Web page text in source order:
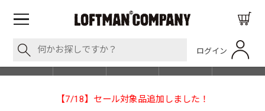
ログイン
SHOP LIST
【NEEDLESの別注】50周年 H.D. Track Pant